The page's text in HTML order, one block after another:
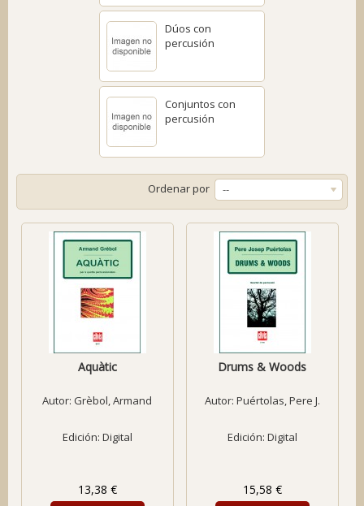
Dúos con
percusión
Conjuntos con
percusión
Ordenar por --
Aquàtic
Autor: Grèbol, Armand
Edición: Digital
13,38 €
Drums & Woods
Autor: Puértolas, Pere J.
Edición: Digital
15,58 €